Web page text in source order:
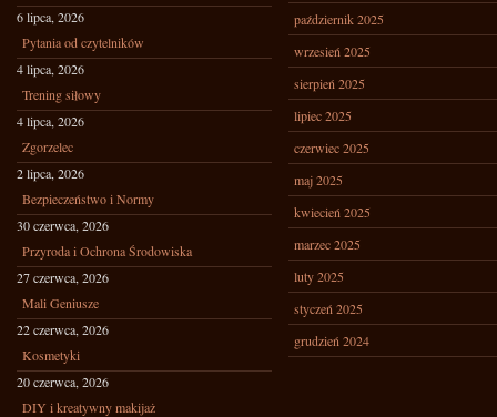
6 lipca, 2026
Pytania od czytelników
4 lipca, 2026
Trening siłowy
4 lipca, 2026
Zgorzelec
2 lipca, 2026
Bezpieczeństwo i Normy
30 czerwca, 2026
Przyroda i Ochrona Środowiska
27 czerwca, 2026
Mali Geniusze
22 czerwca, 2026
Kosmetyki
20 czerwca, 2026
DIY i kreatywny makijaż
październik 2025
wrzesień 2025
sierpień 2025
lipiec 2025
czerwiec 2025
maj 2025
kwiecień 2025
marzec 2025
luty 2025
styczeń 2025
grudzień 2024